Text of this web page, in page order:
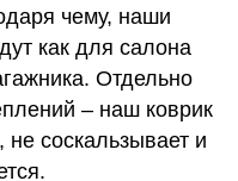
чему, наши
как для салона
Отдельно
– наш коврик
соскальзывает и